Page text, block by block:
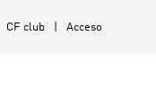
CF club Acceso